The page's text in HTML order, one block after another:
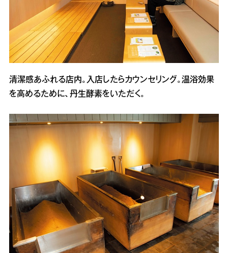
清潔感あふれる店内。入店したらカウンセリング。温浴効果
を高めるために、丹生酵素をいただく。